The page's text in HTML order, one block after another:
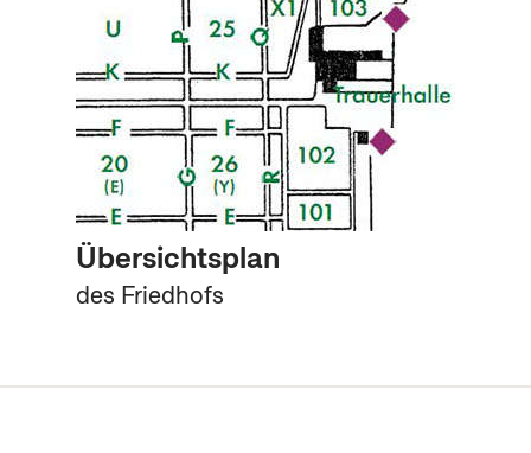
Übersichtsplan
des Friedhofs